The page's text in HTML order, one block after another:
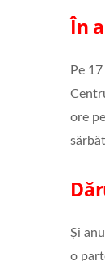
În
Pe
ore
Și
o